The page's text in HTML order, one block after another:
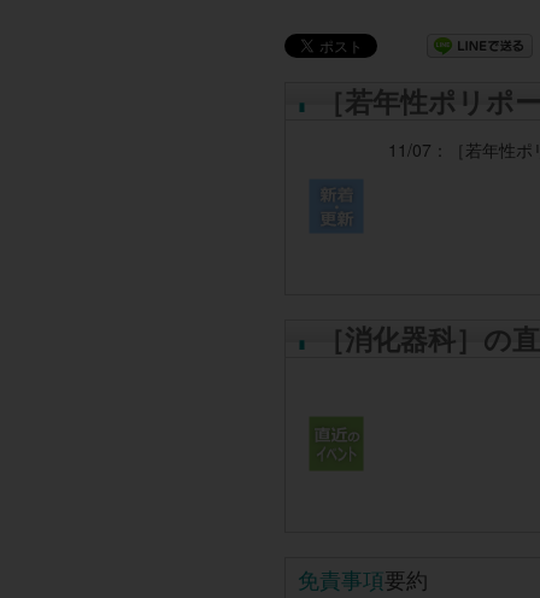
［若年性ポリポ
11/07： ［若年性
［消化器科］の
免責事項要約